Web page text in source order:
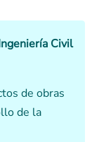
Civil
de obras
de la